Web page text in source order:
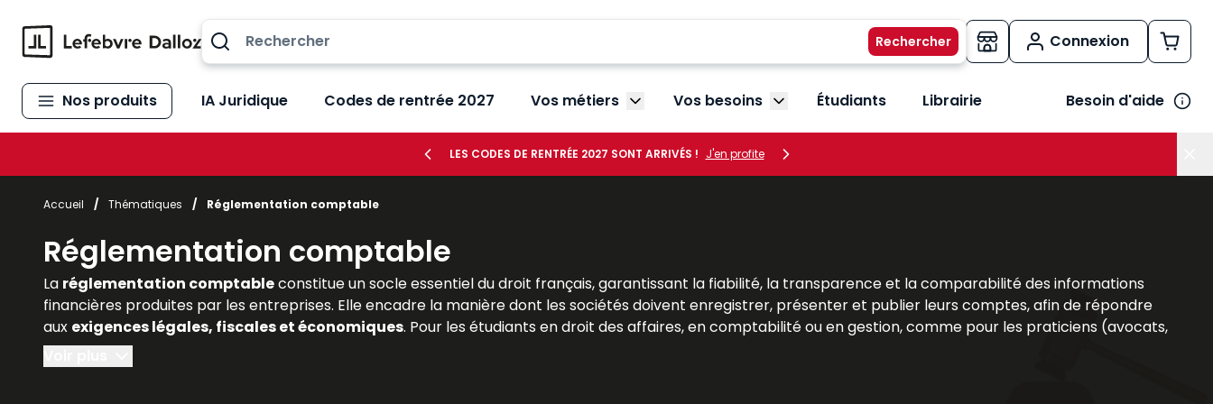
Connexion
Nos produits IA Juridique Codes de rentrée 2027 Vos métiers Afficher le sous-menu Vos métiers
Vos besoins Afficher le sous-menu Vos besoins
Étudiants Librairie Besoin d'aide
LES CODES DE RENTRÉE 2027 SONT ARRIVÉS ! J'en profite
Accueil / Thématiques / Réglementation comptable
Réglementation comptable
La réglementation comptableconstitue un socle essentiel du droit français, garantissant la fiabilité, la transparence et la comparabilité des informations
financières produites par les entreprises. Elle encadre la manière dont les sociétés doivent enregistrer, présenter et publier leurs comptes, afin de répondre
aux exigences légales, fiscales et économiques. Pour les étudiants en droit des affaires, en comptabilité ou en gestion, comme pour les praticiens (avocats,
experts-comptables, commissaires aux comptes), la maîtrise des règles comptables est indispensable. Les
complète de ce cadre normatif, en associant explications théoriques et illustrations pratiques. Ils permettent d’appréhender les